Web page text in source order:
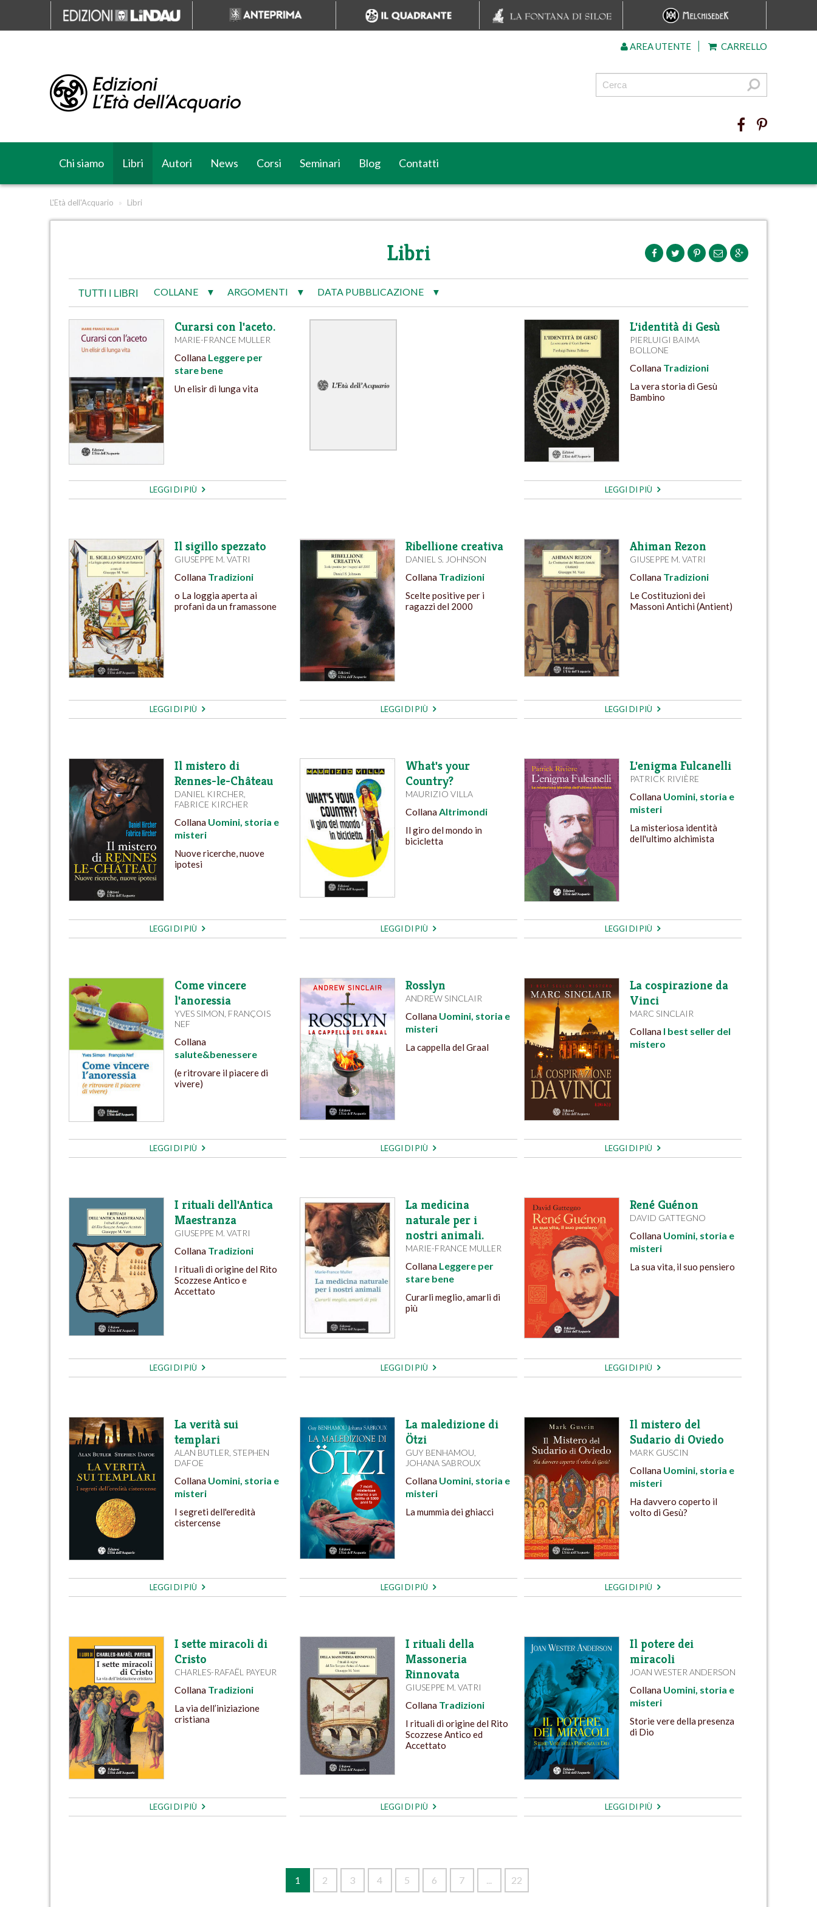
AREA UTENTE CARRELLO
Chi siamo Libri Autori News Corsi Seminari Blog Contatti
L'Età dell'Acquario » Libri
Libri
TUTTI I LIBRI COLLANE ▼ ARGOMENTI ▼ DATA PUBBLICAZIONE ▼
Curarsi con l'aceto.
MARIE-FRANCE MULLER
Collana Leggere per
stare bene
Un elisir di lunga vita
LEGGI DI PIÙ
L'identità di Gesù
PIERLUIGI BAIMA
BOLLONE
Collana Tradizioni
La vera storia di Gesù
Bambino
LEGGI DI PIÙ
Il sigillo spezzato
GIUSEPPE M. VATRI
Collana Tradizioni
o La loggia aperta ai
profani da un framassone
LEGGI DI PIÙ
Ribellione creativa
DANIEL S. JOHNSON
Collana Tradizioni
Scelte positive per i
ragazzi del 2000
LEGGI DI PIÙ
Ahiman Rezon
GIUSEPPE M. VATRI
Collana Tradizioni
Le Costituzioni dei
Massoni Antichi (Antient)
LEGGI DI PIÙ
Il mistero di
Rennes-le-Château
DANIEL KIRCHER
FABRICE KIRCHER
Collana Uomini, storia e
misteri
Nuove ricerche, nuove
ipotesi
LEGGI DI PIÙ
What's your
Country?
MAURIZIO VILLA
CollanaAltrimondi
Il giro del mondo in
bicicletta
LEGGI DI PIÙ
L'enigma Fulcanelli
PATRICK RIVIÈRE
Collana Uomini, storia e
misteri
La misteriosa identità
dell'ultimo alchimista
LEGGI DI PIÙ
Come vincere
l'anoressia
YVES SIMON FRANÇOIS
NEF
Collana
salute&benessere
(e ritrovare il piacere di
vivere)
LEGGI DI PIÙ
Rosslyn
ANDREW SINCLAIR
Collana Uomini, storia e
misteri
La cappella del Graal
LEGGI DI PIÙ
La cospirazione da
Vinci
MARC SINCLAIR
Collana I best seller del
mistero
LEGGI DI PIÙ
I rituali dell'Antica
Maestranza
GIUSEPPE M. VATRI
Collana Tradizioni
I rituali di origine del Rito
Scozzese Antico e
Accettato
LEGGI DI PIÙ
La medicina
naturale per i
nostri animali.
MARIE-FRANCE MULLER
Collana Leggere per
stare bene
Curarli meglio, amarli di
più
LEGGI DI PIÙ
René Guénon
DAVID GATTEGNO
Collana Uomini, storia e
misteri
La sua vita, il suo pensiero
LEGGI DI PIÙ
La verità sui
templari
ALAN BUTLER STEPHEN
DAFOE
Collana Uomini, storia e
misteri
I segreti dell'eredità
cistercense
LEGGI DI PIÙ
La maledizione di
Ötzi
GUY BENHAMOU
JOHANA SABROUX
Collana Uomini, storia e
misteri
La mummia dei ghiacci
LEGGI DI PIÙ
Il mistero del
Sudario di Oviedo
MARK GUSCIN
Collana Uomini, storia e
misteri
Ha davvero coperto il
volto di Gesù?
LEGGI DI PIÙ
I sette miracoli di
Cristo
CHARLES-RAFAËL PAYEUR
Collana Tradizioni
La via dell’iniziazione
cristiana
LEGGI DI PIÙ
I rituali della
Massoneria
Rinnovata
GIUSEPPE M. VATRI
Collana Tradizioni
I rituali di origine del Rito
Scozzese Antico ed
Accettato
LEGGI DI PIÙ
Il potere dei
miracoli
JOAN WESTER ANDERSON
Collana Uomini, storia e
misteri
Storie vere della presenza
di Dio
LEGGI DI PIÙ
1 2 3 4 5 6 7 ... 22